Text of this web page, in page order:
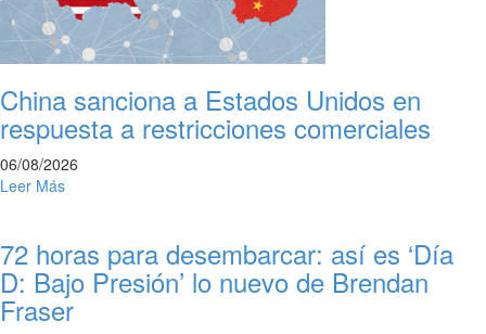
China sanciona a Estados Unidos en
respuesta a restricciones comerciales
06/08/2026
Leer Más
72 horas para desembarcar: así es ‘Día
D: Bajo Presión’ lo nuevo de Brendan
Fraser